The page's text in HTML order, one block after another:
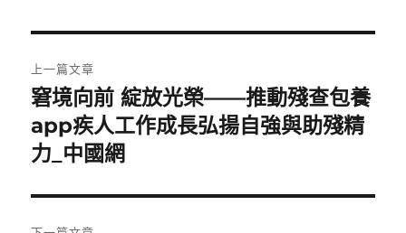
章
導
覽
上一篇文章
上
一
篇
章:
窘境向前 綻放光榮——推動殘查包養
app疾人工作成長弘揚自強與助殘精
力_中國網